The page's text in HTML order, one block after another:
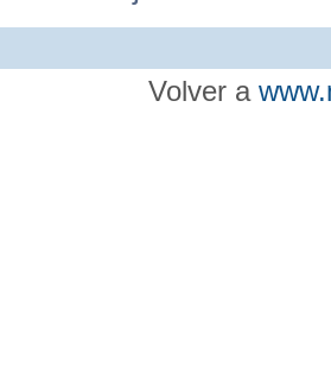
Volver a